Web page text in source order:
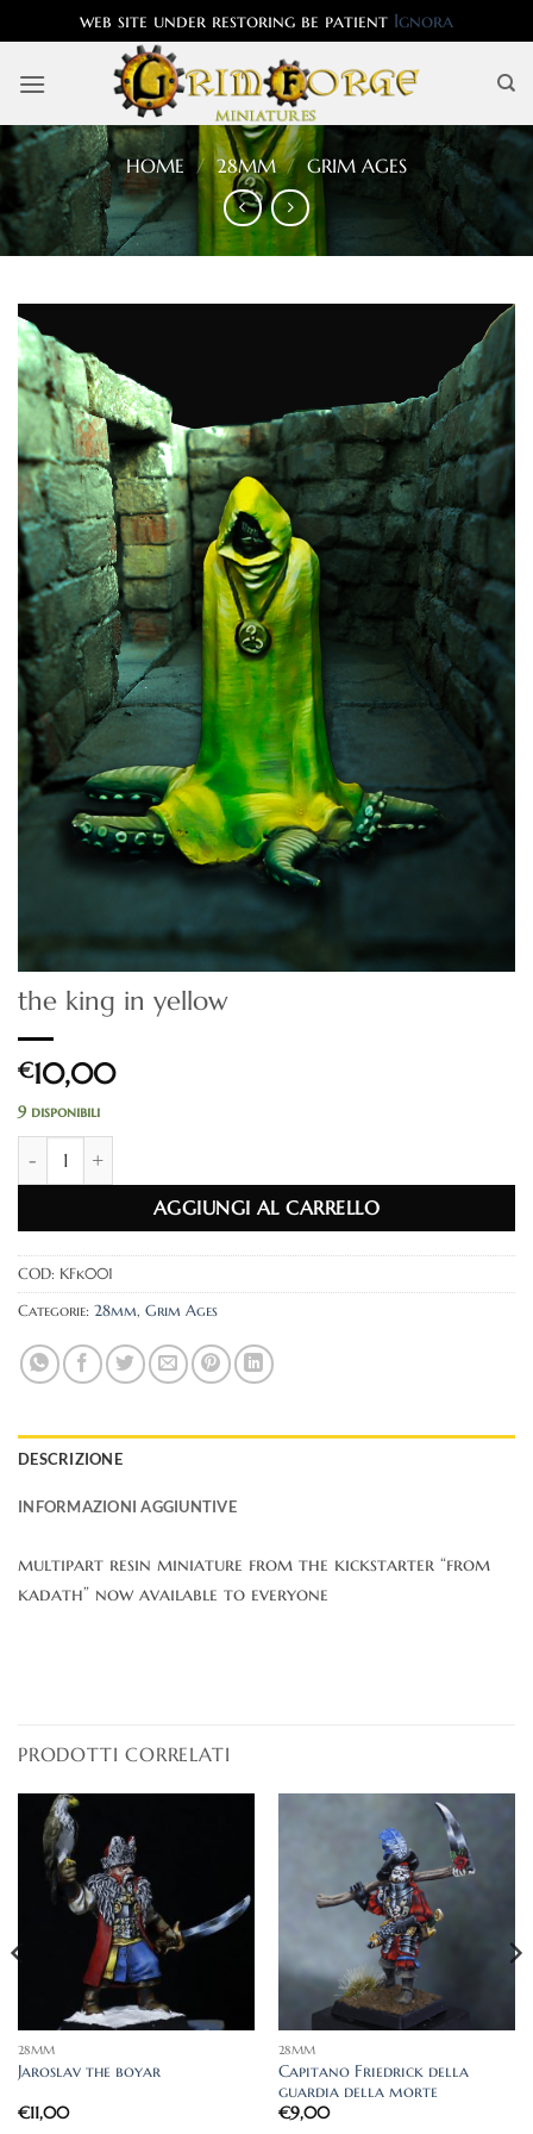
web site under restoring be patient Ignora
HOME / 28MM / GRIM AGES
the king in yellow
€10,00
9 disponibili
AGGIUNGI AL CARRELLO
COD: KFk001
Categorie: 28mm, Grim Ages
DESCRIZIONE
INFORMAZIONI AGGIUNTIVE
multipart resin miniature from the kickstarter “from
kadath” now available to everyone
PRODOTTI CORRELATI
28MM
Jaroslav the boyar
€11,00
28MM
Capitano Friedrick della
guardia della morte
€9,00